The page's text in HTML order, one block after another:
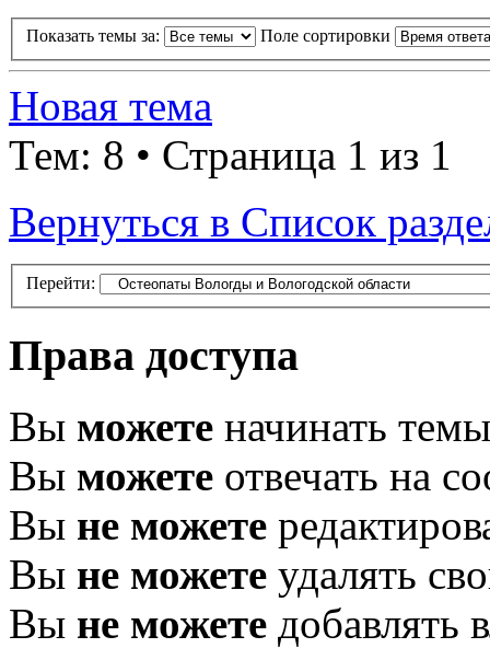
Показать темы за: Поле сортировки
Новая тема
Тем: 8 • Страница 1 из 1
Вернуться в Список
Перейти:
Права доступа
Вы можете начинать темы
Вы можете отвечать на
Вы не можете
Вы не можете удалять
Вы не можете добавлять